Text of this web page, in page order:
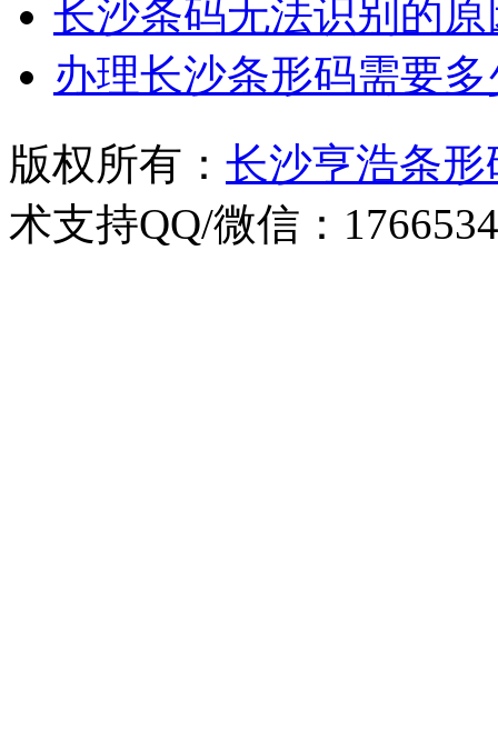
长沙条码无法识别的原
办理长沙条形码需要
版权所有： 长沙亨浩条
术支持QQ/微信：